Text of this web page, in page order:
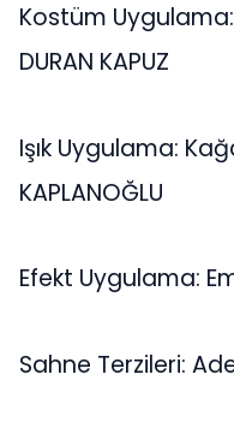
Kostüm Uygulama:
DURAN KAPUZ
Işık Uygulama:
KAPLANOĞLU
Efekt Uygulama:
Sahne Terzileri: